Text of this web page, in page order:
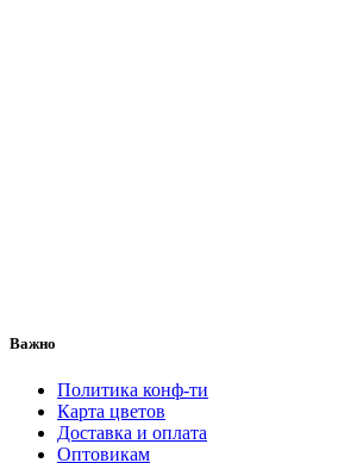
Важно
Политика конф-ти
Карта цветов
Доставка и оплата
Оптовикам